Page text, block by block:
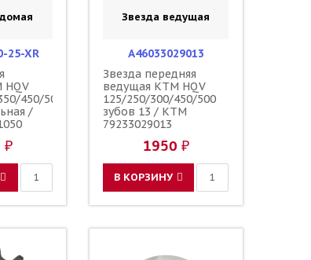
25-XR
HQV
450/500
/
₽
Звезда ведущая
A46033029013
Звезда передняя
ведущая KTM HQV
125/250/300/450/500
зубов 13 / KTM
79233029013
1950 ₽
В КОРЗИНУ